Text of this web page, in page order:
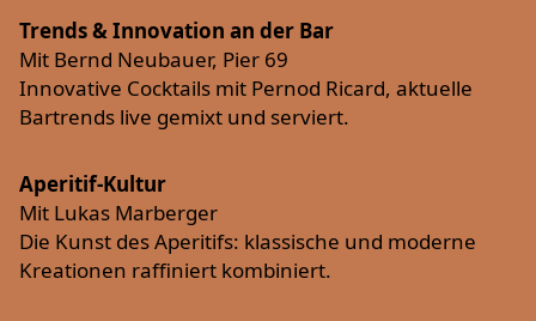
Trends & Innovation an der Bar
Mit Bernd Neubauer, Pier 69
Innovative Cocktails mit Pernod Ricard, aktuelle
Bartrends live gemixt und serviert.
Aperitif-Kultur
Mit Lukas Marberger
Die Kunst des Aperitifs: klassische und moderne
Kreationen raffiniert kombiniert.